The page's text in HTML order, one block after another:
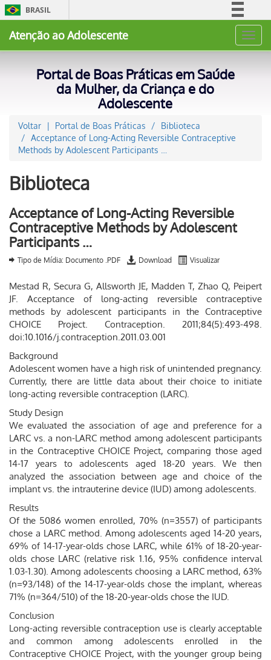
BRASIL
Acesso à informação
Atenção ao Adolescente
Portal de Boas Práticas em Saúde
da Mulher, da Criança e do
Adolescente
Voltar Portal de Boas Práticas
Biblioteca
Acceptance of Long-Acting Reversible Contraceptive
Methods by Adolescent Participants …
Biblioteca
Acceptance of Long-Acting Reversible
Contraceptive Methods by Adolescent
Participants …
Tipo de Mídia: Documento .PDF Download Visualizar
Mestad R, Secura G, Allsworth JE, Madden T, Zhao Q, Peipert
JF. Acceptance of long-acting reversible contraceptive
methods by adolescent participants in the Contraceptive
CHOICE Project. Contraception. 2011;84(5):493-498.
doi:10.1016/j.contraception.2011.03.001
Background
Adolescent women have a high risk of unintended pregnancy.
Currently, there are little data about their choice to initiate
long-acting reversible contraception (LARC).
Study Design
We evaluated the association of age and preference for a
LARC vs. a non-LARC method among adolescent participants
in the Contraceptive CHOICE Project, comparing those aged
14-17 years to adolescents aged 18-20 years. We then
analyzed the association between age and choice of the
implant vs. the intrauterine device (IUD) among adolescents.
Results
Of the 5086 women enrolled, 70% (n=3557) of participants
chose a LARC method. Among adolescents aged 14-20 years,
69% of 14-17-year-olds chose LARC, while 61% of 18-20-year-
olds chose LARC (relative risk 1.16, 95% confidence interval
1.03-1.30). Among adolescents choosing a LARC method, 63%
(n=93/148) of the 14-17-year-olds chose the implant, whereas
71% (n=364/510) of the 18-20-year-olds chose the IUD.
Conclusion
Long-acting reversible contraception use is clearly acceptable
and common among adolescents enrolled in the
Contraceptive CHOICE Project, with the younger group being